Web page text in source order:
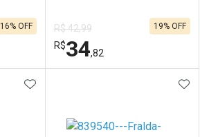
16% OFF
R$ 42,99
R$34,82
19% OFF
Laboratório
Por Menos
ADICIONAR AOS FAVORITOS